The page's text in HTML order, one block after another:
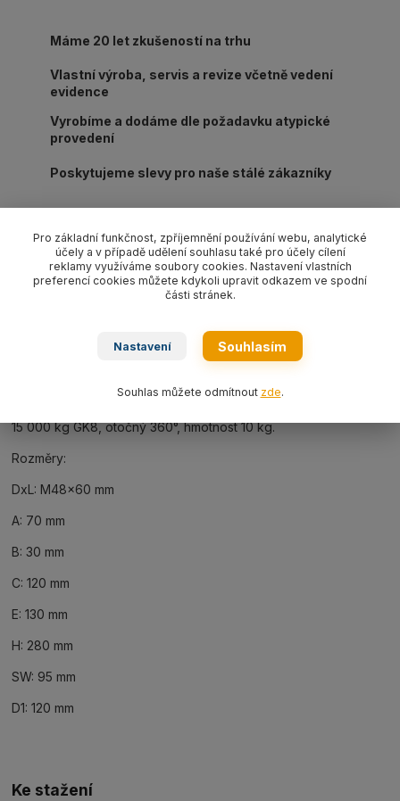
Máme 20 let zkušeností na trhu
Vlastní výroba, servis a revize včetně vedení
evidence
Vyrobíme a dodáme dle požadavku atypické
provedení
Poskytujeme slevy pro naše stálé zákazníky
Kompletní specifikace
15 000 kg GK8, otočný 360°, hmotnost 10 kg.
Rozměry:
DxL: M48x60 mm
A: 70 mm
B: 30 mm
C: 120 mm
E: 130 mm
H: 280 mm
SW: 95 mm
D1: 120 mm
Ke stažení
Pro základní funkčnost, zpříjemnění používání webu, analytické
účely a v případě udělení souhlasu také pro účely cílení
reklamy využíváme soubory cookies. Nastavení vlastních
preferencí cookies můžete kdykoli upravit odkazem ve spodní
části stránek.
Nastavení Souhlasím
Souhlas můžete odmítnout zde.